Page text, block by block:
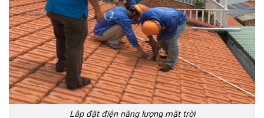
Lắp đặt điện năng lượng mặt trời